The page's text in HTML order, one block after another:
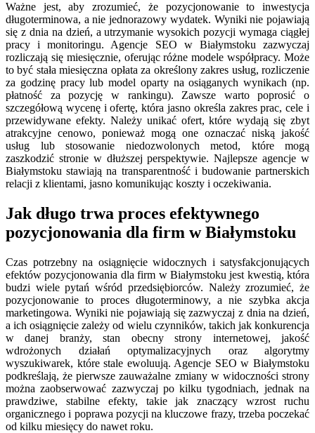
Ważne jest, aby zrozumieć, że pozycjonowanie to inwestycja
długoterminowa, a nie jednorazowy wydatek. Wyniki nie pojawiają
się z dnia na dzień, a utrzymanie wysokich pozycji wymaga ciągłej
pracy i monitoringu. Agencje SEO w Białymstoku zazwyczaj
rozliczają się miesięcznie, oferując różne modele współpracy. Może
to być stała miesięczna opłata za określony zakres usług, rozliczenie
za godzinę pracy lub model oparty na osiąganych wynikach (np.
płatność za pozycję w rankingu). Zawsze warto poprosić o
szczegółową wycenę i ofertę, która jasno określa zakres prac, cele i
przewidywane efekty. Należy unikać ofert, które wydają się zbyt
atrakcyjne cenowo, ponieważ mogą one oznaczać niską jakość
usług lub stosowanie niedozwolonych metod, które mogą
zaszkodzić stronie w dłuższej perspektywie. Najlepsze agencje w
Białymstoku stawiają na transparentność i budowanie partnerskich
relacji z klientami, jasno komunikując koszty i oczekiwania.
Jak długo trwa proces efektywnego
pozycjonowania dla firm w Białymstoku
Czas potrzebny na osiągnięcie widocznych i satysfakcjonujących
efektów pozycjonowania dla firm w Białymstoku jest kwestią, która
budzi wiele pytań wśród przedsiębiorców. Należy zrozumieć, że
pozycjonowanie to proces długoterminowy, a nie szybka akcja
marketingowa. Wyniki nie pojawiają się zazwyczaj z dnia na dzień,
a ich osiągnięcie zależy od wielu czynników, takich jak konkurencja
w danej branży, stan obecny strony internetowej, jakość
wdrożonych działań optymalizacyjnych oraz algorytmy
wyszukiwarek, które stale ewoluują. Agencje SEO w Białymstoku
podkreślają, że pierwsze zauważalne zmiany w widoczności strony
można zaobserwować zazwyczaj po kilku tygodniach, jednak na
prawdziwe, stabilne efekty, takie jak znaczący wzrost ruchu
organicznego i poprawa pozycji na kluczowe frazy, trzeba poczekać
od kilku miesięcy do nawet roku.